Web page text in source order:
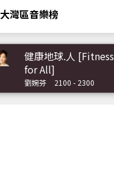
大灣區音樂榜
健康地球.人 [Fitness
for All]
劉婉芬 2100 - 2300